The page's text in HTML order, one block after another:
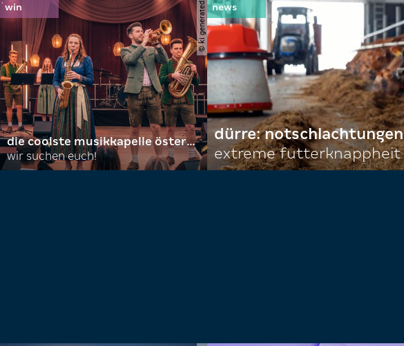
© ki generated
die coolste musikkapelle österreichs
wir suchen euch!
dürre: notschlachtungen
extreme futterknappheit